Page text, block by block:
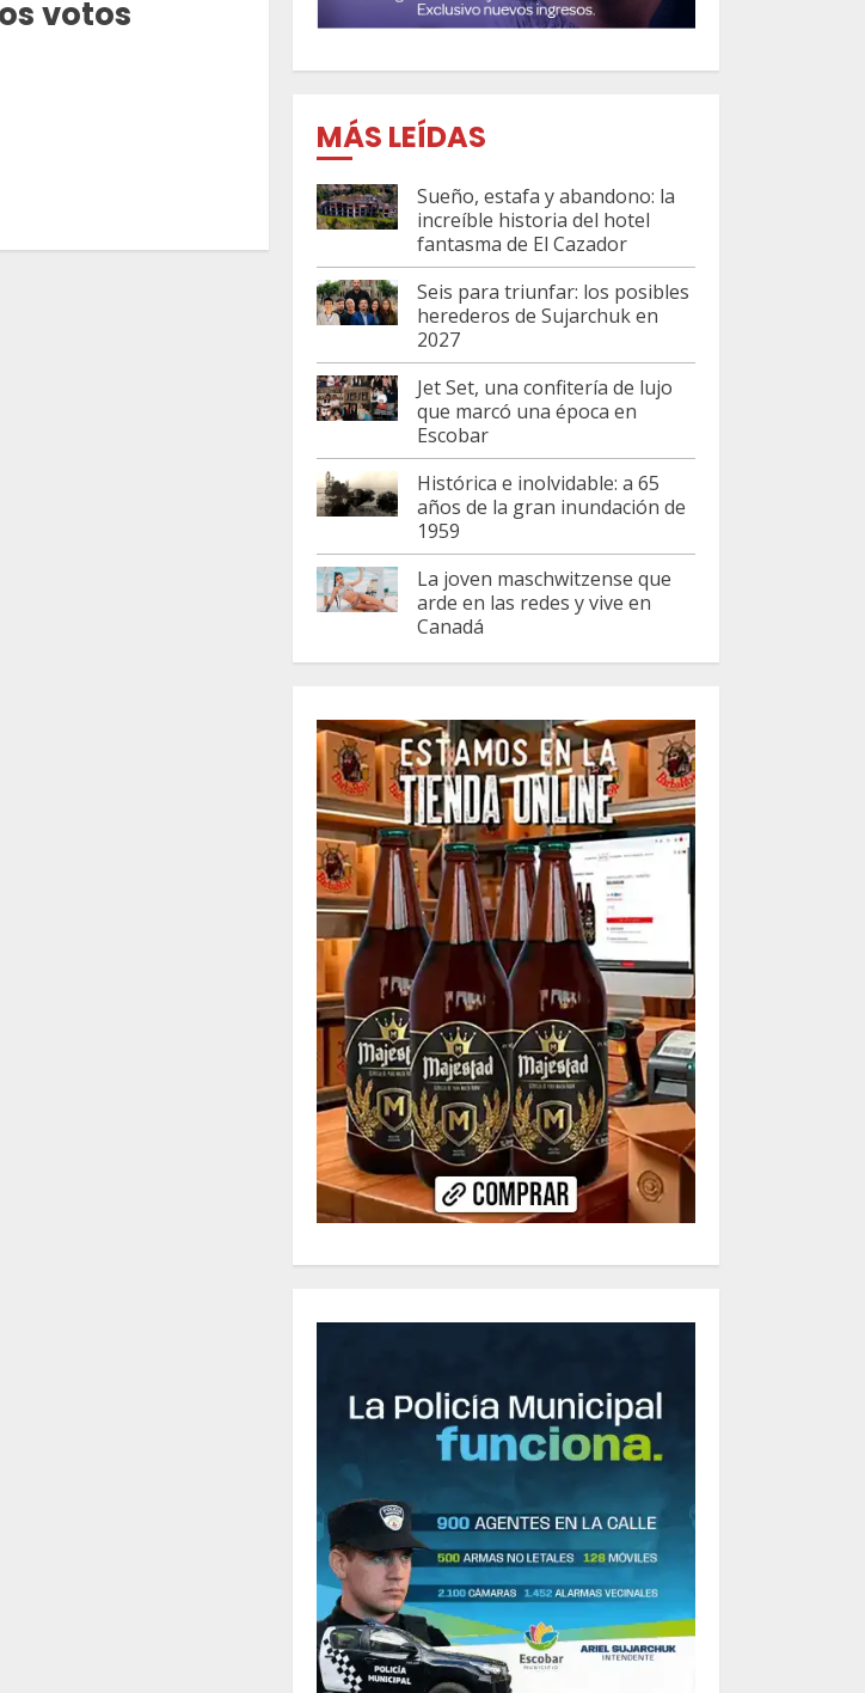
votos
MÁS LEÍDAS
Sueño, estafa y abandono: la
increíble historia del hotel
fantasma de El Cazador
Seis para triunfar: los posibles
herederos de Sujarchuk en
2027
Jet Set, una confitería de lujo
que marcó una época en
Escobar
Histórica e inolvidable: a 65
años de la gran inundación de
1959
La joven maschwitzense que
arde en las redes y vive en
Canadá